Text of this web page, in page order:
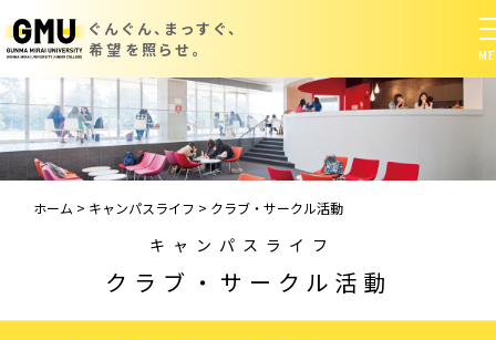
ぐんぐん、まっすぐ、
希望を照らせ。
ホーム > キャンパスライフ > クラブ・サークル活動
キャンパスライフ
クラブ・サークル活動